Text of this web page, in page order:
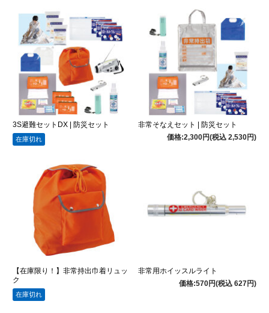
3S避難セットDX | 防災セット
在庫切れ
非常そなえセット | 防災セット
価格:2,300円(税込 2,530円)
【在庫限り！】非常持出巾着リュッ
ク
在庫切れ
非常用ホイッスルライト
価格:570円(税込 627円)